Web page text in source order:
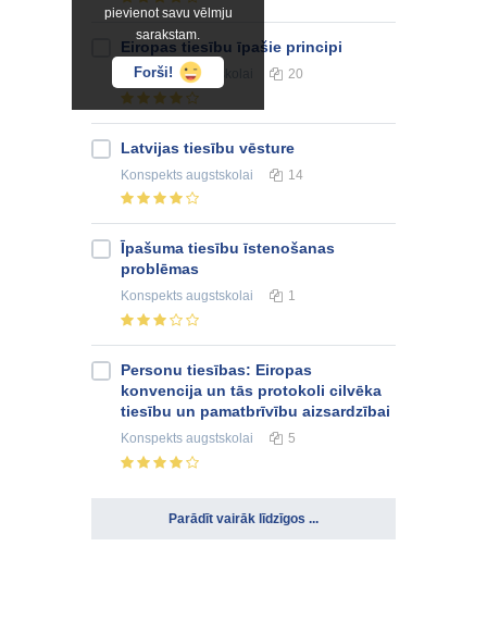
pievienot savu vēlmju
sarakstam.
Forši!
Eiropas tiesību īpašie principi
Konspektsaugstskolai 20
Latvijas tiesību vēsture
Konspekts augstskolai 14
Īpašuma tiesību īstenošanas
problēmas
Konspekts augstskolai 1
Personu tiesības: Eiropas
konvencija un tās protokoli cilvēka
tiesību un pamatbrīvību aizsardzībai
Konspekts augstskolai 5
Parādīt vairāk līdzīgos ...